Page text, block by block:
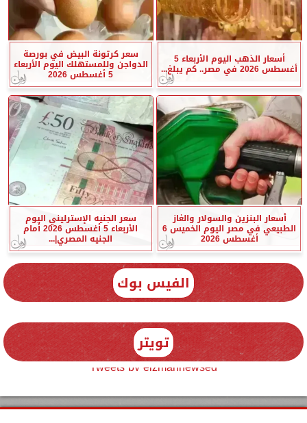
أسعار الذهب اليوم الأربعاء 5
أغسطس 2026 في مصر.. كم يبلغ...
سعر كرتونة البيض في بورصة
الدواجن وللمستهلك اليوم الأربعاء
5 أغسطس 2026
أسعار البنزين والسولار والغاز
الطبيعي في مصر اليوم الخميس 6
أغسطس 2026
سعر الجنيه الإسترليني اليوم
الأربعاء 5 أغسطس 2026 أمام
الجنيه المصري|...
الفيس بوك
تويتر
Tweets by elzmannewseg